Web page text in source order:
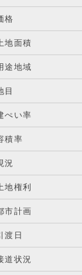
格
地面積
途地域
目
ぺい率
積率
況
地権利
市計画
渡日
道状況